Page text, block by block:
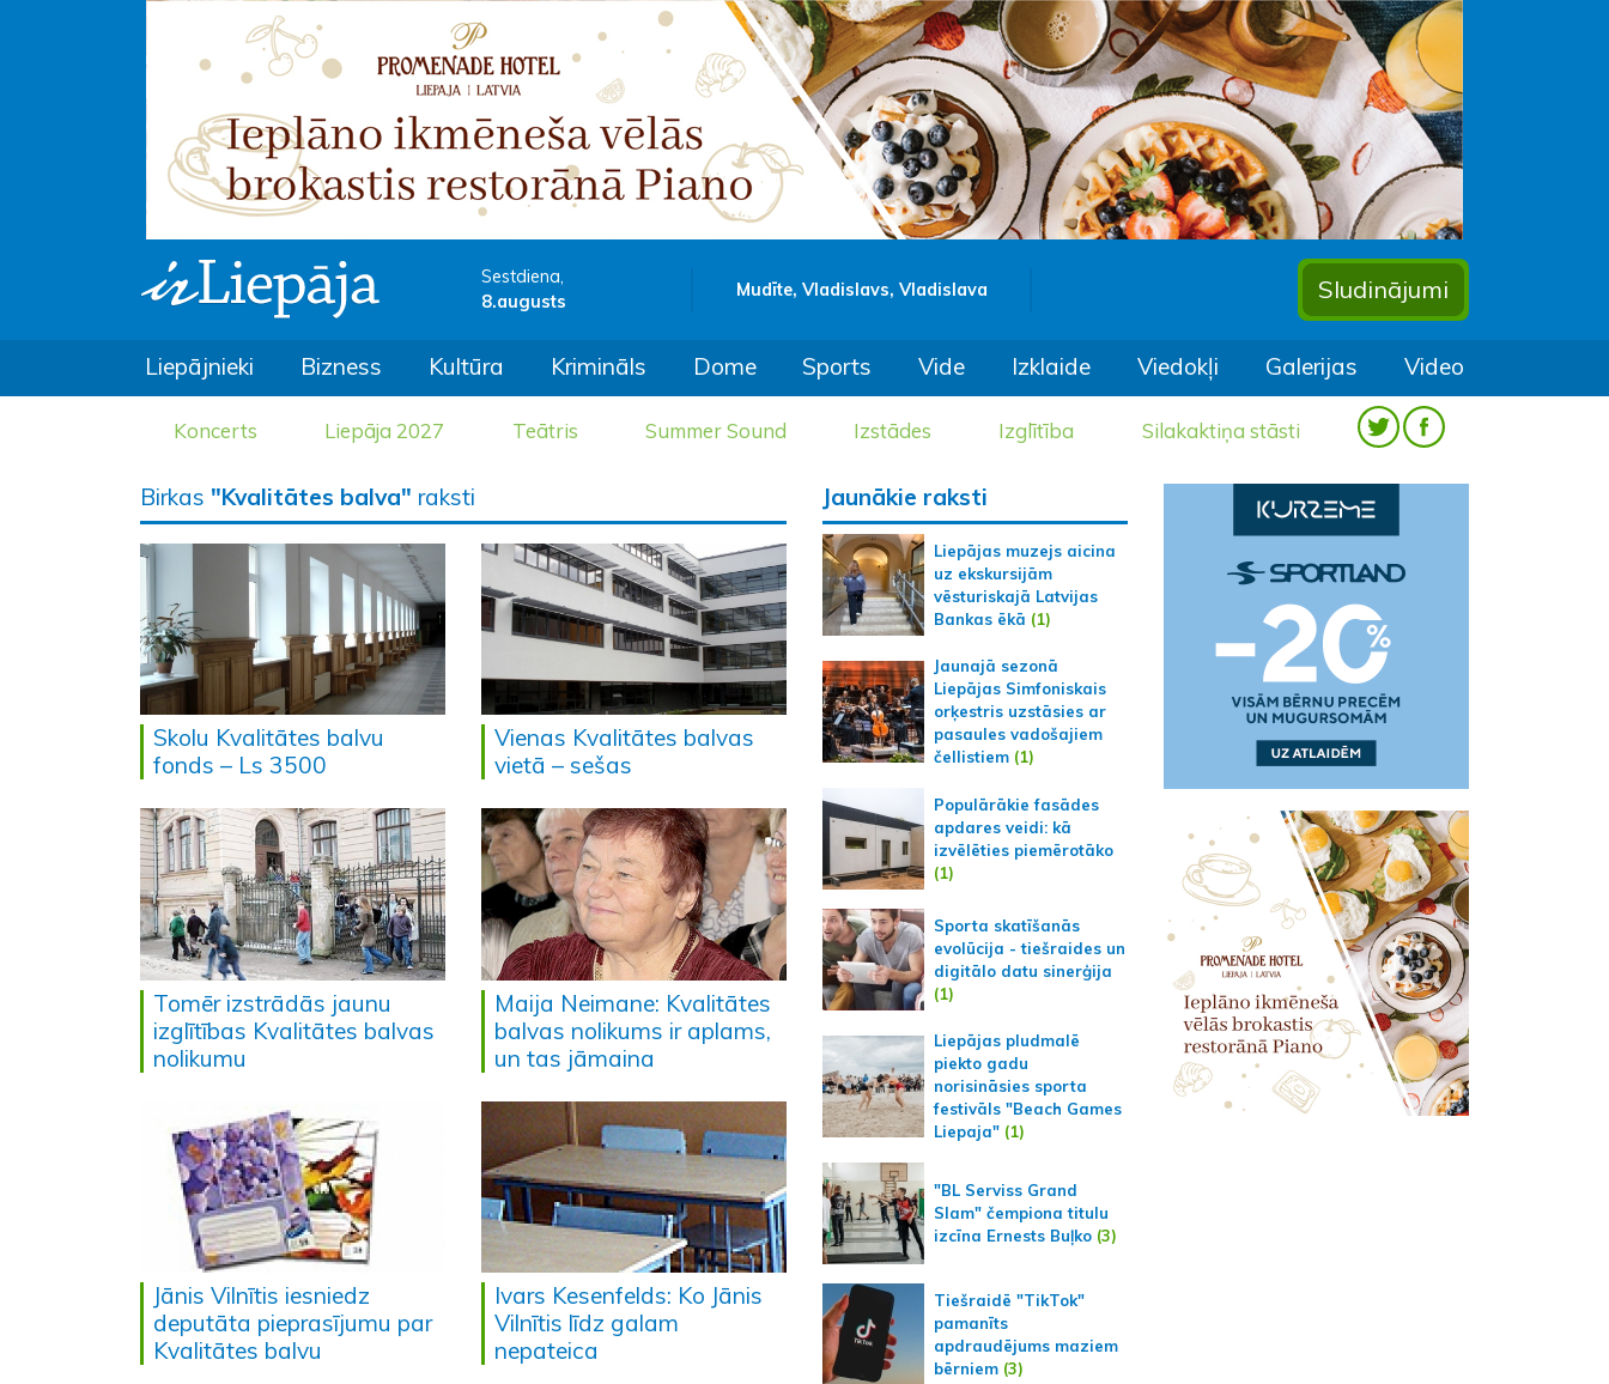
Sestdiena,
8.augusts
Mudīte, Vladislavs, Vladislava Sludinājumi
Liepājnieki Bizness Kultūra Krimināls Dome Sports Vide Izklaide Viedokļi Galerijas Video
Koncerts Liepāja 2027 Teātris Summer Sound Izstādes Izglītība Silakaktiņa stāsti
Birkas "Kvalitātes balva" raksti
Skolu Kvalitātes balvu
fonds – Ls 3500
Vienas Kvalitātes balvas
vietā – sešas
Tomēr izstrādās jaunu
izglītības Kvalitātes balvas
nolikumu
Maija Neimane: Kvalitātes
balvas nolikums ir aplams,
un tas jāmaina
Jānis Vilnītis iesniedz
deputāta pieprasījumu par
Kvalitātes balvu
Ivars Kesenfelds: Ko Jānis
Vilnītis līdz galam
nepateica
Jaunākie raksti
Liepājas muzejs aicina
uz ekskursijām
vēsturiskajā Latvijas
Bankas ēkā (1)
Jaunajā sezonā
Liepājas Simfoniskais
orķestris uzstāsies ar
pasaules vadošajiem
čellistiem (1)
Populārākie fasādes
apdares veidi: kā
izvēlēties piemērotāko
(1)
Sporta skatīšanās
evolūcija - tiešraides un
digitālo datu sinerģija
(1)
Liepājas pludmalē
piekto gadu
norisināsies sporta
festivāls "Beach Games
Liepaja" (1)
"BL Serviss Grand
Slam" čempiona titulu
izcīna Ernests Buļko (3)
Tiešraidē "TikTok"
pamanīts
apdraudējums maziem
bērniem (3)